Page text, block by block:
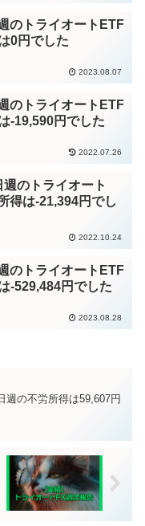
のトライオートETF
0円でした
2023.08.07
のトライオートETF
-19,590円でした
2022.07.26
のトライオート
得は-21,394円でし
2022.10.24
のトライオートETF
-529,484円でした
2023.08.28
週の不労所得は59,607円